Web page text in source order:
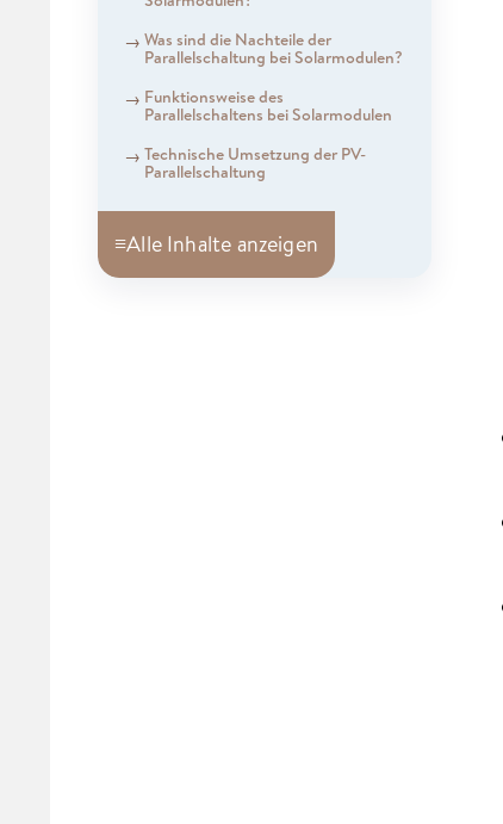
Was sind die Nachteile der
Parallelschaltung bei Solarmodulen?
Funktionsweise des
Parallelschaltens bei Solarmodulen
Technische Umsetzung der PV-
Parallelschaltung
≡Alle Inhalte anzeigen